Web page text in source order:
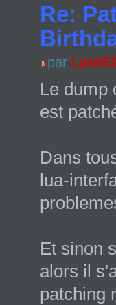
Re:
par
Le dump
est
Dans
lua-
Et sinon
alors il
patching